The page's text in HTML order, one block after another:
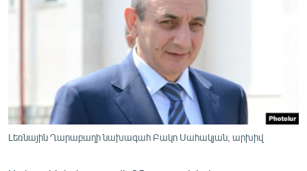
ՏԱՐԱԾԱՇՐՋԱՆ
ՄԵԿՆԱԲԱՆՈՒԹՅՈՒՆ
Լեռնային Ղարաբաղի նախագահ Բակո Սահակյան, արխիվ